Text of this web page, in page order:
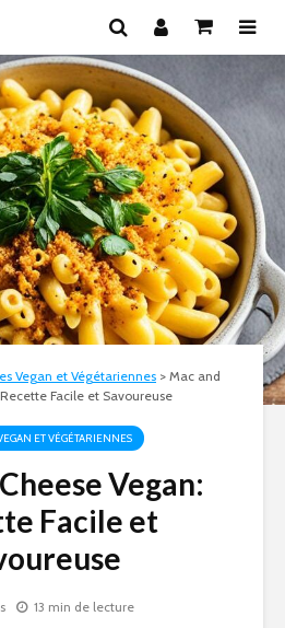
Vegan et Végétariennes > Mac and
Facile et Savoureuse
ET VÉGÉTARIENNES
Vegan:
Facile et
13 min de lecture